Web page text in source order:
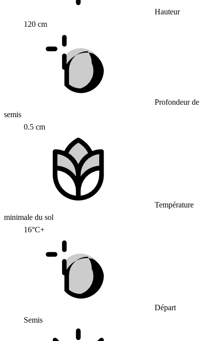
Hauteur
120 cm
Profondeur de
semis
0.5 cm
Température
minimale du sol
16°C+
Départ
Semis